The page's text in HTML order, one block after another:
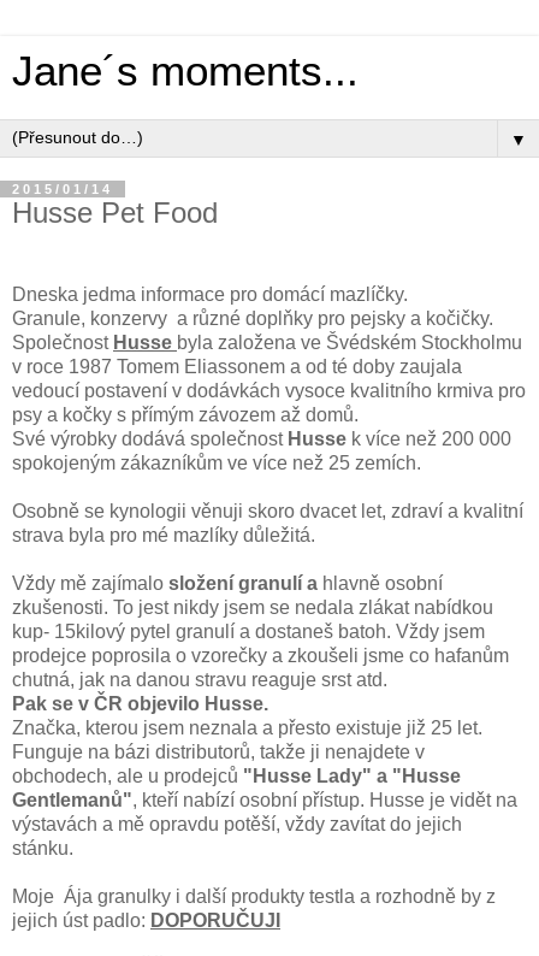
Jane´s moments...
▼
2015/01/14
Husse Pet Food
Dneska jedma informace pro domácí mazlíčky.
Granule, konzervy a různé doplňky pro pejsky a kočičky.
Společnost Husse byla založena ve Švédském Stockholmu
v roce 1987 Tomem Eliassonem a od té doby zaujala
vedoucí postavení v dodávkách vysoce kvalitního krmiva pro
psy a kočky s přímým závozem až domů.
Své výrobky dodává společnost Husse k více než 200 000
spokojeným zákazníkům ve více než 25 zemích.
Osobně se kynologii věnuji skoro dvacet let, zdraví a kvalitní
strava byla pro mé mazlíky důležitá.
Vždy mě zajímalo složení granulí a hlavně osobní
zkušenosti. To jest nikdy jsem se nedala zlákat nabídkou
kup- 15kilový pytel granulí a dostaneš batoh. Vždy jsem
prodejce poprosila o vzorečky a zkoušeli jsme co hafanům
chutná, jak na danou stravu reaguje srst atd.
Pak se v ČR objevilo Husse.
Značka, kterou jsem neznala a přesto existuje již 25 let.
Funguje na bázi distributorů, takže ji nenajdete v
obchodech, ale u prodejců "Husse Lady" a "Husse
Gentlemanů", kteří nabízí osobní přístup. Husse je vidět na
výstavách a mě opravdu potěší, vždy zavítat do jejich
stánku.
Moje Ája granulky i další produkty testla a rozhodně by z
jejich úst padlo: DOPORUČUJI